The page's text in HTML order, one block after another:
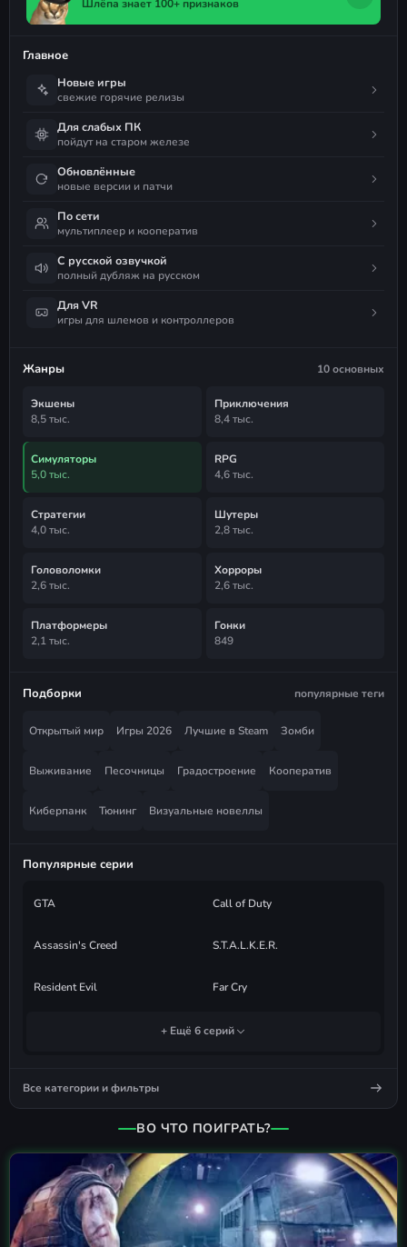
Шлёпа знает 100+ признаков
Главное
Новые игры
свежие горячие релизы
Для слабых ПК
пойдут на старом железе
Обновлённые
новые версии и патчи
По сети
мультиплеер и кооператив
С русской озвучкой
полный дубляж на русском
Для VR
игры для шлемов и контроллеров
Жанры 10 основных
Экшены
8,5 тыс.
Приключения
8,4 тыс.
Симуляторы
5,0 тыс.
RPG
4,6 тыс.
Стратегии
4,0 тыс.
Шутеры
2,8 тыс.
Головоломки
2,6 тыс.
Хорроры
2,6 тыс.
Платформеры
2,1 тыс.
Гонки
849
Подборки популярные теги
Открытый мир Игры 2026 Лучшие в Steam Зомби
Выживание Песочницы Градостроение Кооператив
Киберпанк Тюнинг Визуальные новеллы
Популярные серии
GTA Call of Duty
Assassin's Creed S.T.A.L.K.E.R.
Resident Evil Far Cry
+ Ещё 6 серий
Все категории и фильтры
ВО ЧТО ПОИГРАТЬ?